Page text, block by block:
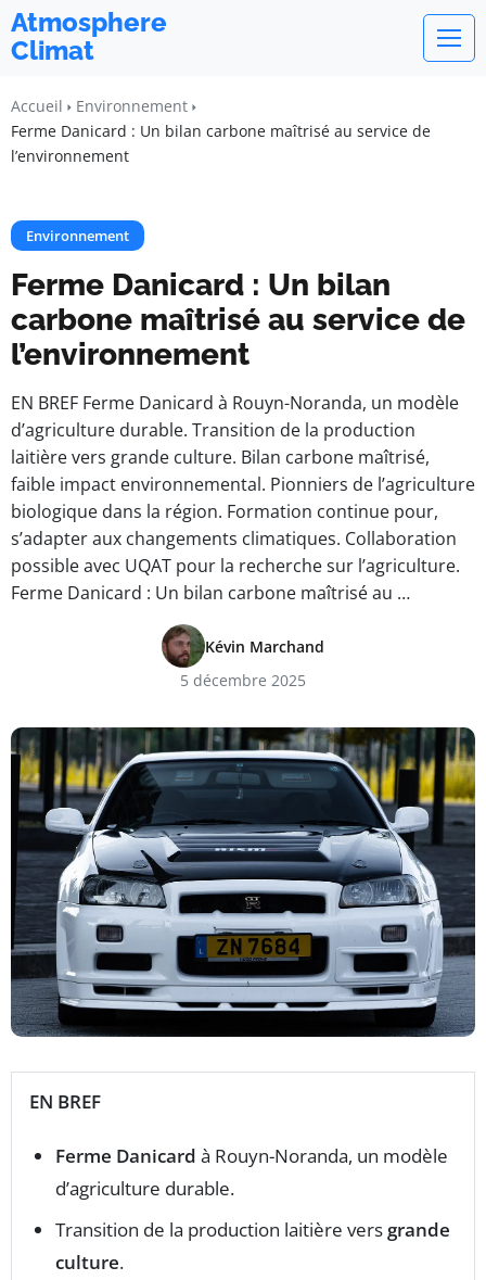
Atmosphere
Climat
Accueil
Environnement
Ferme Danicard : Un bilan carbone maîtrisé au service de
l’environnement
Environnement
Ferme Danicard : Un bilan
carbone maîtrisé au service de
l’environnement
EN BREF Ferme Danicard à Rouyn-Noranda, un modèle
d’agriculture durable. Transition de la production
laitière vers grande culture. Bilan carbone maîtrisé,
faible impact environnemental. Pionniers de l’agriculture
biologique dans la région. Formation continue pour,
s’adapter aux changements climatiques. Collaboration
possible avec UQAT pour la recherche sur l’agriculture.
Ferme Danicard : Un bilan carbone maîtrisé au …
Kévin Marchand
5 décembre 2025
EN BREF
Ferme Danicard à Rouyn-Noranda, un modèle
d’agriculture durable.
Transition de la production laitière vers grande
culture.